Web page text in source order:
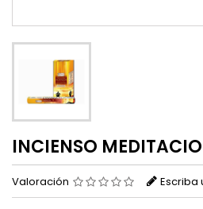
INCIENSO
Valoración Escriba